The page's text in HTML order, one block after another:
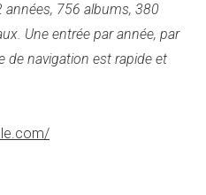
756 albums, 380
Une entrée par année, par
de navigation est rapide et